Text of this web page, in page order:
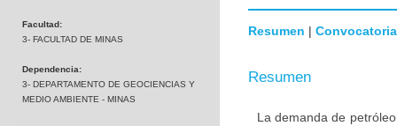
Facultad:
3- FACULTAD DE MINAS
Dependencia:
3- DEPARTAMENTO DE GEOCIENCIAS Y
MEDIO AMBIENTE - MINAS
Resumen | Convocatoria
Resumen
La demanda de